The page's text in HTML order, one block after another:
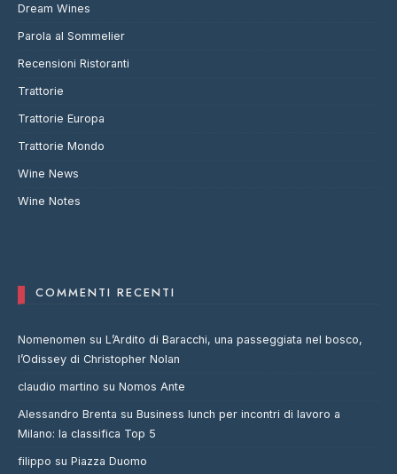
Dream Wines
Parola al Sommelier
Recensioni Ristoranti
Trattorie
Trattorie Europa
Trattorie Mondo
Wine News
Wine Notes
COMMENTI RECENTI
Nomenomen su L’Ardito di Baracchi, una passeggiata nel bosco,
l’Odissey di Christopher Nolan
claudio martino su Nomos Ante
Alessandro Brenta su Business lunch per incontri di lavoro a
Milano: la classifica Top 5
filippo su Piazza Duomo